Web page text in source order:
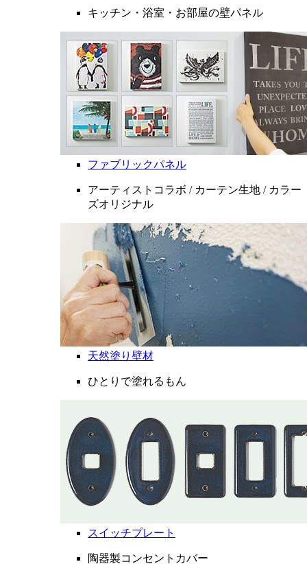
キッチン・浴室・お部屋の壁パネル
ファブリックパネル
アーティストコラボ / カーテン生地 / カラー
ズオリジナル
天然塗り壁材
ひとりで塗れるもん
スイッチプレート
陶器製コンセントカバー